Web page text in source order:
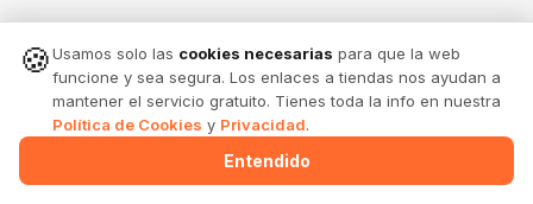
Menu Alertas Comparte Entrar
🍪Usamos solo las cookies necesarias para que la web
funcione y sea segura. Los enlaces a tiendas nos ayudan a
mantener el servicio gratuito. Tienes toda la info en nuestra
Política de Cookies y Privacidad.
Entendido